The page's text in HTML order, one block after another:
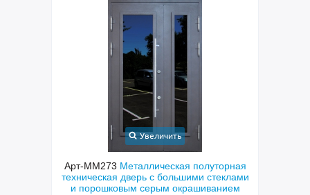
полуторная
большими стеклами
окрашиванием
Арт-ММ299Металлическая
дверь с полимерным покрытием
цвета (подбор по RAL)